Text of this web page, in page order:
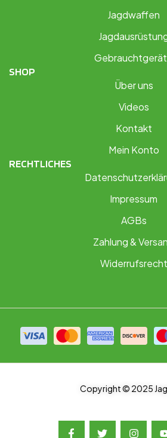
Jagdwaffen
SHOP
Über uns
Videos
Kontakt
Mein Konto
RECHTLICHES
Impressum
AGBs
Zahlung &
Widerrufsrecht
Copyright © 2025